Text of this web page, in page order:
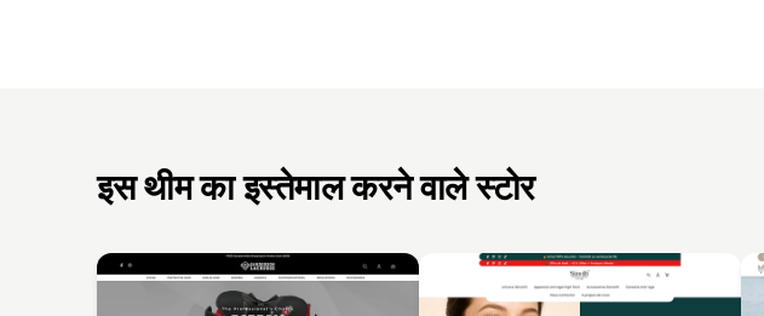
इस थीम का इस्तेमाल करने वाले स्टोर